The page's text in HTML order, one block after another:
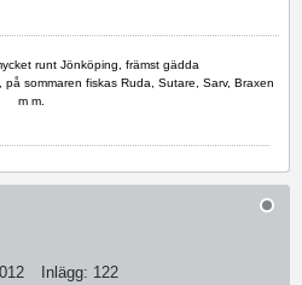
runt Jönköping, främst gädda
sommaren fiskas Ruda, Sutare, Sarv, Braxen
m m.
Inlägg: 122